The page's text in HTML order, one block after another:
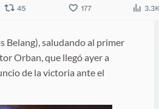
Belang), saludando al primer
Orban, que llegó ayer a
de la victoria ante el